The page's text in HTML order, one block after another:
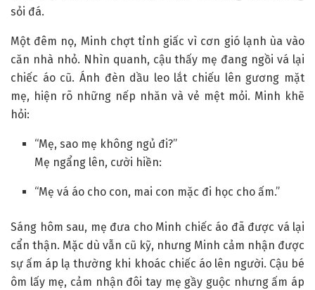
sỏi đá.
Một đêm nọ, Minh chợt tỉnh giấc vì cơn gió lạnh ùa vào
căn nhà nhỏ. Nhìn quanh, cậu thấy mẹ đang ngồi vá lại
chiếc áo cũ. Ánh đèn dầu leo lắt chiếu lên gương mặt
mẹ, hiện rõ những nếp nhăn và vẻ mệt mỏi. Minh khẽ
hỏi:
“Mẹ, sao mẹ không ngủ đi?”
Mẹ ngẩng lên, cười hiền:
“Mẹ vá áo cho con, mai con mặc đi học cho ấm.”
Sáng hôm sau, mẹ đưa cho Minh chiếc áo đã được vá lại
cẩn thận. Mặc dù vẫn cũ kỹ, nhưng Minh cảm nhận được
sự ấm áp lạ thường khi khoác chiếc áo lên người. Cậu bé
ôm lấy mẹ, cảm nhận đôi tay mẹ gầy guộc nhưng ấm áp